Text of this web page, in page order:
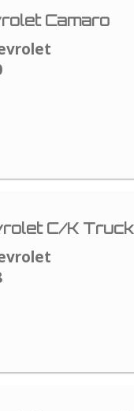
Camaro
C/K Truck